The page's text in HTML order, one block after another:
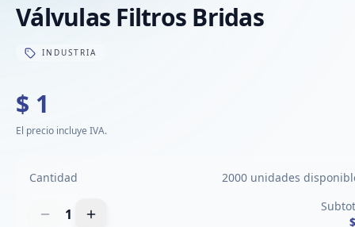
Válvulas Filtros Bridas
INDUSTRIA
$ 1
El precio incluye IVA.
Cantidad 2000 unidades
1